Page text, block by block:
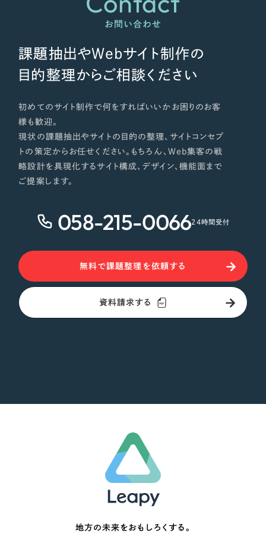
お問い合わせ
課題抽出やWebサイト制作の
目的整理からご相談ください
初めてのサイト制作で何をすればいいかお困りのお客
様も歓迎。
現状の課題抽出やサイトの目的の整理、サイトコンセプ
トの策定からお任せください。もちろん、Web集客の戦
略設計を具現化するサイト構成、デザイン、機能面まで
ご提案します。
058-215-006624時間受付
無料で課題整理を依頼する
資料請求する
地方の未来をおもしろくする。